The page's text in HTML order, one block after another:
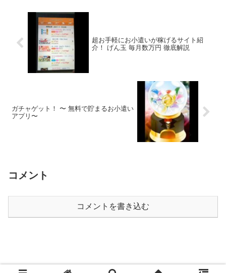
超お手軽にお小遣いが稼げるサイト紹
介！ げん玉 毎月数万円 徹底解説
ガチャゲット！ 〜 無料で貯まるお小遣い
アプリ〜
コメント
コメントを書き込む